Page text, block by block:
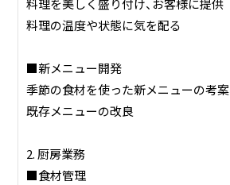
料理を美しく盛り付け、お客様に提供
料理の温度や状態に気を配る
■新メニュー開発
季節の食材を使った新メニューの考案
既存メニューの改良
2. 厨房業務
■食材管理